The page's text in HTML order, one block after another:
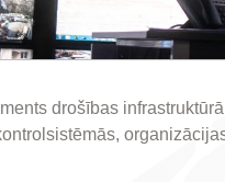
drošības